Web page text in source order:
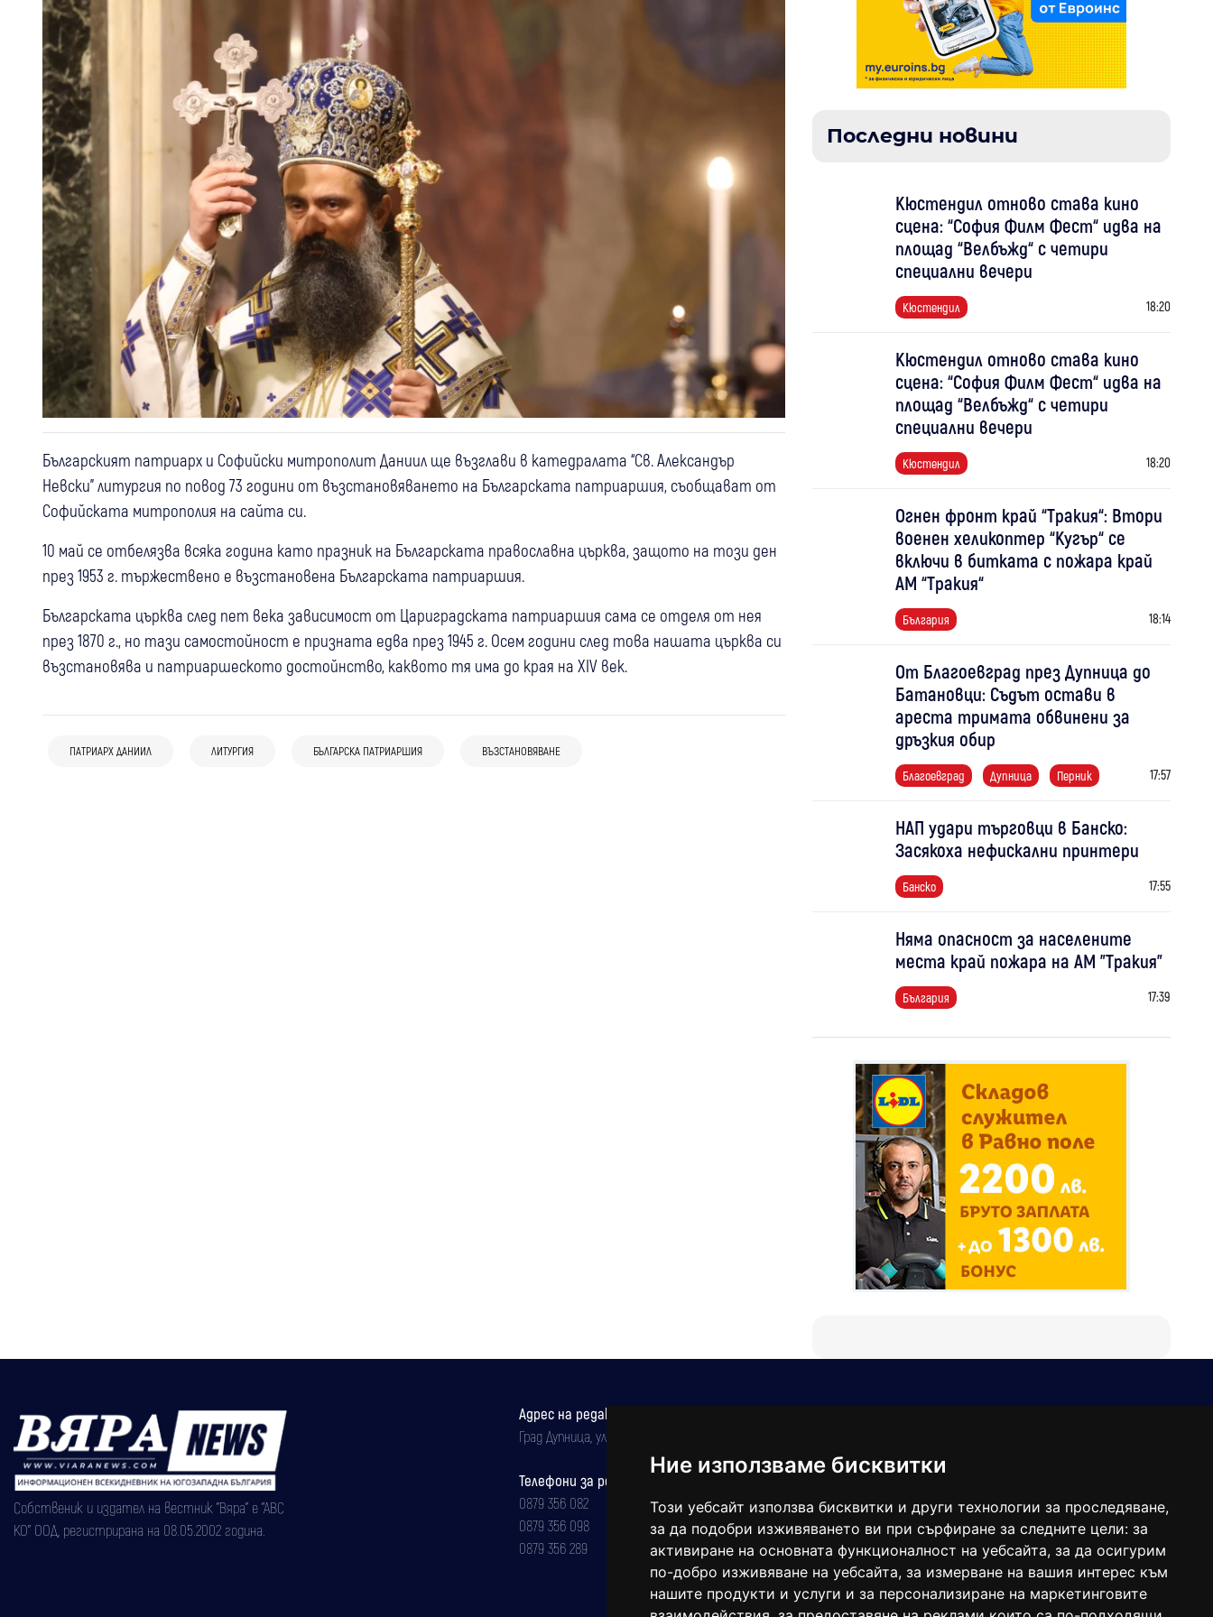
Ние използваме бисквитки
Този уебсайт използва бисквитки и други технологии за проследяване,
за да подобри изживяването ви при сърфиране за следните цели: за
активиране на основната функционалност на уебсайта, за да осигурим
по-добро изживяване на уебсайта, за измерване на вашия интерес към
нашите продукти и услуги и за персонализиране на маркетинговите
Българският патриарх и Софийски митрополит Даниил ще възглави в катедралата “Св. Александър
Невски" литургия по повод 73 години от възстановяването на Българската патриаршия, съобщават от
Софийската митрополия на сайта си.
10 май се отбелязва всяка година като празник на Българската православна църква, защото на този ден
през 1953 г. тържествено е възстановена Българската патриаршия.
Българската църква след пет века зависимост от Цариградската патриаршия сама се отделя от нея
през 1870 г., но тази самостойност е призната едва през 1945 г. Осем години след това нашата църква си
възстановява и патриаршеското достойнство, каквото тя има до края на XIV век.
ПАТРИАРХ ДАНИИЛ ЛИТУРГИЯ БЪЛГАРСКА ПАТРИАРШИЯ ВЪЗСТАНОВЯВАНЕ
Дупница 05 авг
чудотворната Хавайска икона в
вечерня в храм "Свети Георги"
Дупница Сапарева баня 05 авг
водосвет при езерото Бъбрека: "Все
вярата"
Света Богородица беше посрещната в
чудотворната икона “Света
чудотворната Хавайска мироточива
Дупница: Водосвет край Бъбрека и
Последни новини
Кюстендил отново става кино
сцена: “София Филм Фест“ идва на
площад “Велбъжд“ с четири
специални вечери
Кюстендил 18:20
Кюстендил отново става кино
сцена: “София Филм Фест“ идва на
площад “Велбъжд“ с четири
специални вечери
Кюстендил 18:20
Огнен фронт край “Тракия“: Втори
военен хеликоптер “Кугър“ се
включи в битката с пожара край
АМ “Тракия“
България 18:14
От Благоевград през Дупница до
Батановци: Съдът остави в
ареста тримата обвинени за
дръзкия обир
Благоевград Дупница Перник 17:57
НАП удари търговци в Банско:
Засякоха нефискални принтери
Банско 17:55
Няма опасност за населените
места край пожара на АМ "Тракия"
България 17:39
Собственик и издател на вестник "Вяра" е "АВС
КО" ООД, регистрирана на 08.05.2002 година.
Адрес на редакцията
Град Дупница, ул.''Христо Ботев" 43
Телефони за реклама и абонаменти
0879 356 082
0879 356 098
0879 356 289
balgarkanews@gmail.com